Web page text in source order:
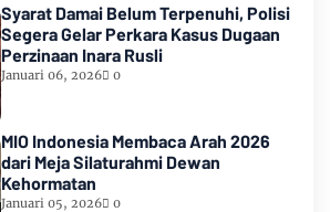
Syarat Damai Belum Terpenuhi, Polisi
Segera Gelar Perkara Kasus Dugaan
Perzinaan Inara Rusli
Januari 06, 2026 0
MIO Indonesia Membaca Arah 2026
dari Meja Silaturahmi Dewan
Kehormatan
Januari 05, 2026 0